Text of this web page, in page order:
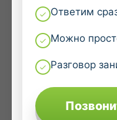
Ответим
Можно
Разговор